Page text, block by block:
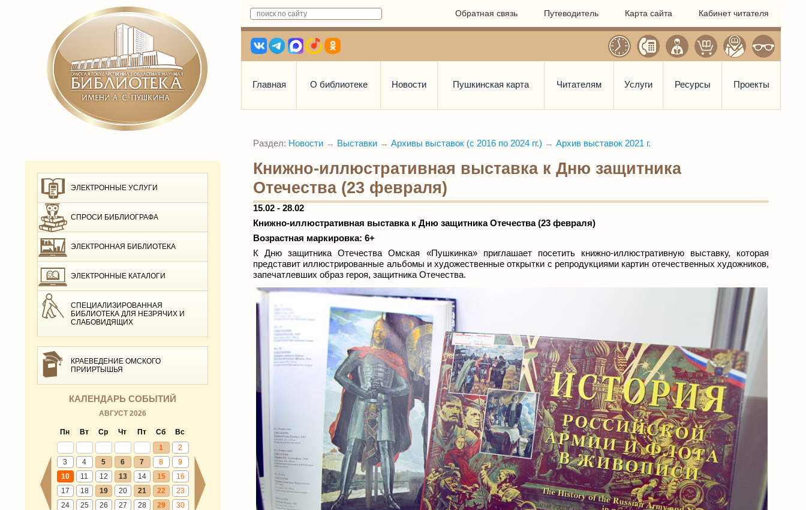
Обратная связь Путеводитель Карта сайта Кабинет читателя
Главная О библиотеке Новости Пушкинская карта Читателям Услуги Ресурсы Проекты
ЭЛЕКТРОННЫЕ УСЛУГИ
СПРОСИ БИБЛИОГРАФА
ЭЛЕКТРОННАЯ БИБЛИОТЕКА
ЭЛЕКТРОННЫЕ КАТАЛОГИ
СПЕЦИАЛИЗИРОВАННАЯ
БИБЛИОТЕКА ДЛЯ НЕЗРЯЧИХ И
СЛАБОВИДЯЩИХ
КРАЕВЕДЕНИЕ ОМСКОГО
ПРИИРТЫШЬЯ
КАЛЕНДАРЬ СОБЫТИЙ
АВГУСТ 2026
Пн Вт Ср Чт Пт Сб
Вс
1
2
3
4 5 6 7 8
9
10
11 12 13 14 15
16
17
18 19 20 21 22
23
24
25 26 27 28 29
30
Раздел: Новости → Выставки → Архивы выставок (с 2016 по 2024 гг.) → Архив выставок 2021 г.
Книжно-иллюстративная выставка к Дню защитника
Отечества (23 февраля)
15.02 - 28.02
Книжно-иллюстративная выставка к Дню защитника Отечества (23 февраля)
Возрастная маркировка: 6+
К Дню защитника Отечества Омская «Пушкинка» приглашает посетить книжно-иллюстративную выставку, которая
представит иллюстрированные альбомы и художественные открытки с репродукциями картин отечественных художников,
запечатлевших образ героя, защитника Отечества.